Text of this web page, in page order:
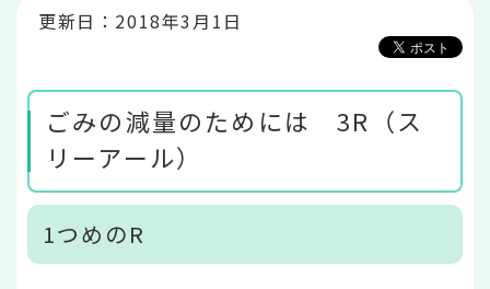
更新日：2018年3月1日
ごみの減量のためには 3R（ス
リーアール）
1つめのR